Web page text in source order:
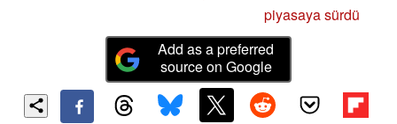
piyasaya sürdü
Add as a preferred
source on Google